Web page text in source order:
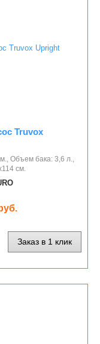
Truvox
Объем бака: 3,6 л.,
см.
Заказ в 1 клик